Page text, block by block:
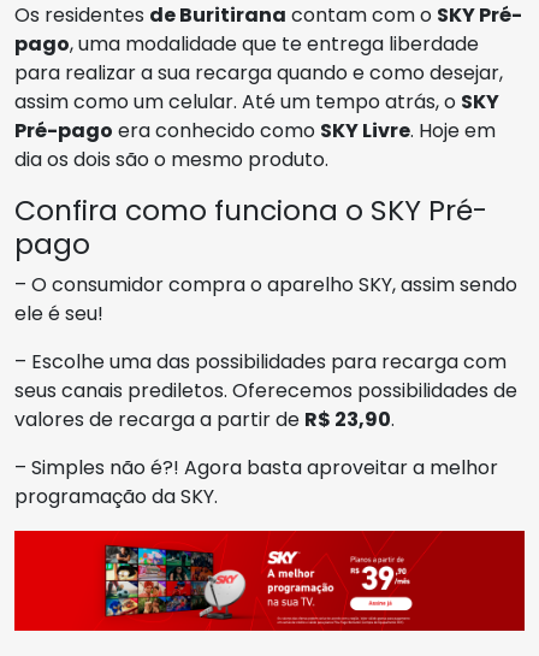
Os residentes de Buritirana contam com o SKY Pré-
pago, uma modalidade que te entrega liberdade
para realizar a sua recarga quando e como desejar,
assim como um celular. Até um tempo atrás, o SKY
Pré-pago era conhecido como SKY Livre. Hoje em
dia os dois são o mesmo produto.
Confira como funciona o SKY Pré-
pago
– O consumidor compra o aparelho SKY, assim sendo
ele é seu!
– Escolhe uma das possibilidades para recarga com
seus canais prediletos. Oferecemos possibilidades de
valores de recarga a partir de R$ 23,90.
– Simples não é?! Agora basta aproveitar a melhor
programação da SKY.